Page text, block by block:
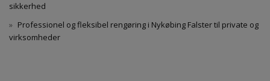
sikkerhed
Professionel og fleksibel rengøring i Nykøbing Falster til private og
virksomheder